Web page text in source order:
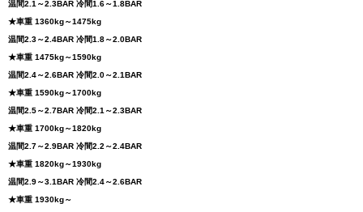
温間2.1～2.3BAR 冷間1.6～1.8BAR
★車重 1360kg～1475kg
温間2.3～2.4BAR 冷間1.8～2.0BAR
★車重 1475kg～1590kg
温間2.4～2.6BAR 冷間2.0～2.1BAR
★車重 1590kg～1700kg
温間2.5～2.7BAR 冷間2.1～2.3BAR
★車重 1700kg～1820kg
温間2.7～2.9BAR 冷間2.2～2.4BAR
★車重 1820kg～1930kg
温間2.9～3.1BAR 冷間2.4～2.6BAR
★車重 1930kg～